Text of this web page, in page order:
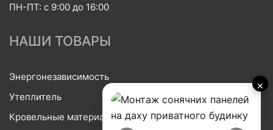
×
ПН-ПТ: с 9:00 до 16:00
НАШИ ТОВАРЫ
Энергонезависимость
Утеплитель
Кровельные материалы